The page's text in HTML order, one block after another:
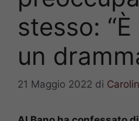
stesso:
un
21 Maggio 2022 di